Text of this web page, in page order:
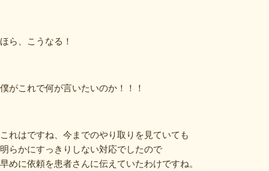
ほら、こうなる！
僕がこれで何が言いたいのか！！！
これはですね、今までのやり取りを見ていても
明らかにすっきりしない対応でしたので
早めに依頼を患者さんに伝えていたわけですね。